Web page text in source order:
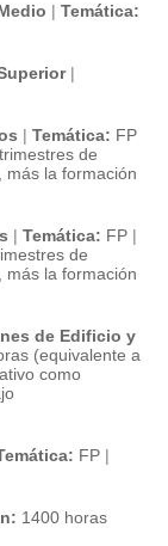
| Temática:
|
| Temática: FP
de
más la formación
| Temática: FP |
de
más la formación
de Edificio y
(equivalente a
como
FP |
1400 horas